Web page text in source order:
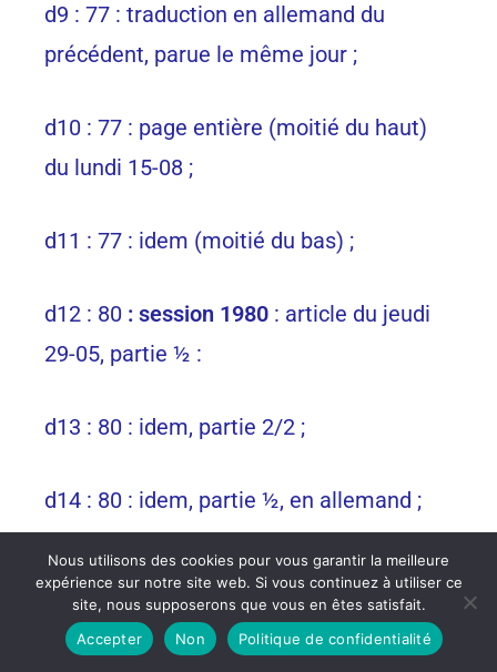
d9 : 77 : traduction en allemand du
précédent, parue le même jour ;
d10 : 77 : page entière (moitié du haut)
du lundi 15-08 ;
d11 : 77 : idem (moitié du bas) ;
d12 : 80 : session 1980 : article du jeudi
29-05, partie ½ :
d13 : 80 : idem, partie 2/2 ;
d14 : 80 : idem, partie ½, en allemand ;
d15 : 80 : idem, partie 2/2, en allemand ;
d16 : 81,session 1981: annonce de la
Nous utilisons des cookies pour vous garantir la meilleure
expérience sur notre site web. Si vous continuez à utiliser ce
site, nous supposerons que vous en êtes satisfait.
Accepter
Non Politique de confidentialité